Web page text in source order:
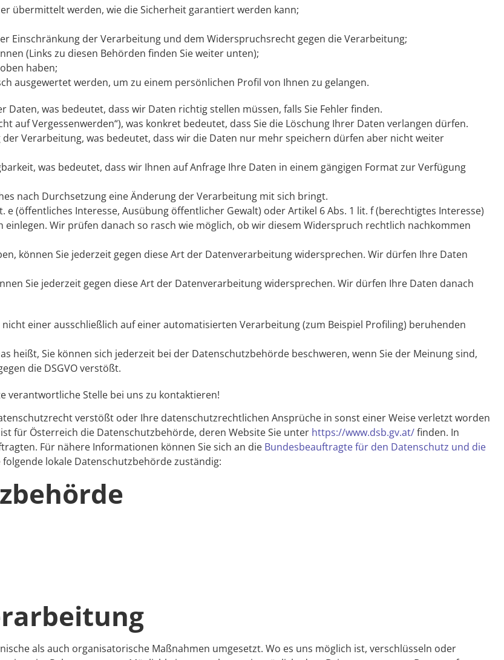
übermittelt werden, wie die Sicherheit garantiert werden kann;
Einschränkung der Verarbeitung und dem Widerspruchsrecht gegen die Verarbeitung;
(Links zu diesen Behörden finden Sie weiter unten);
haben;
ausgewertet werden, um zu einem persönlichen Profil von Ihnen zu gelangen.
Daten, was bedeutet, dass wir Daten richtig stellen müssen, falls Sie Fehler finden.
auf Vergessenwerden“), was konkret bedeutet, dass Sie die Löschung Ihrer Daten verlangen dürfen.
der Verarbeitung, was bedeutet, dass wir die Daten nur mehr speichern dürfen aber nicht weiter
was bedeutet, dass wir Ihnen auf Anfrage Ihre Daten in einem gängigen Format zur Verfügung
nach Durchsetzung eine Änderung der Verarbeitung mit sich bringt.
(öffentliches Interesse, Ausübung öffentlicher Gewalt) oder Artikel 6 Abs. 1 lit. f (berechtigtes Interesse)
Wir prüfen danach so rasch wie möglich, ob wir diesem Widerspruch rechtlich nachkommen
können Sie jederzeit gegen diese Art der Datenverarbeitung widersprechen. Wir dürfen Ihre Daten
Sie jederzeit gegen diese Art der Datenverarbeitung widersprechen. Wir dürfen Ihre Daten danach
einer ausschließlich auf einer automatisierten Verarbeitung (zum Beispiel Profiling) beruhenden
heißt, Sie können sich jederzeit bei der Datenschutzbehörde beschweren, wenn Sie der Meinung sind,
die DSGVO verstößt.
verantwortliche Stelle bei uns zu kontaktieren!
verstößt oder Ihre datenschutzrechtlichen Ansprüche in sonst einer Weise verletzt worden
für Österreich die Datenschutzbehörde, deren Website Sie unter https://www.dsb.gv.at/finden. In
Für nähere Informationen können Sie sich an die Bundesbeauftragte für den Datenschutz und die
lokale Datenschutzbehörde zuständig:
als auch organisatorische Maßnahmen umgesetzt. Wo es uns möglich ist, verschlüsseln oder